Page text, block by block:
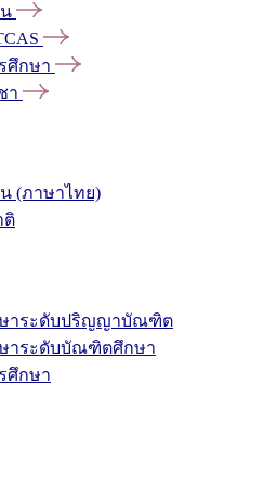
ศึกษา
า
(ภาษาไทย)
ติ
ษาระดับปริญญาบัณฑิต
าระดับบัณฑิตศึกษา
ศึกษา